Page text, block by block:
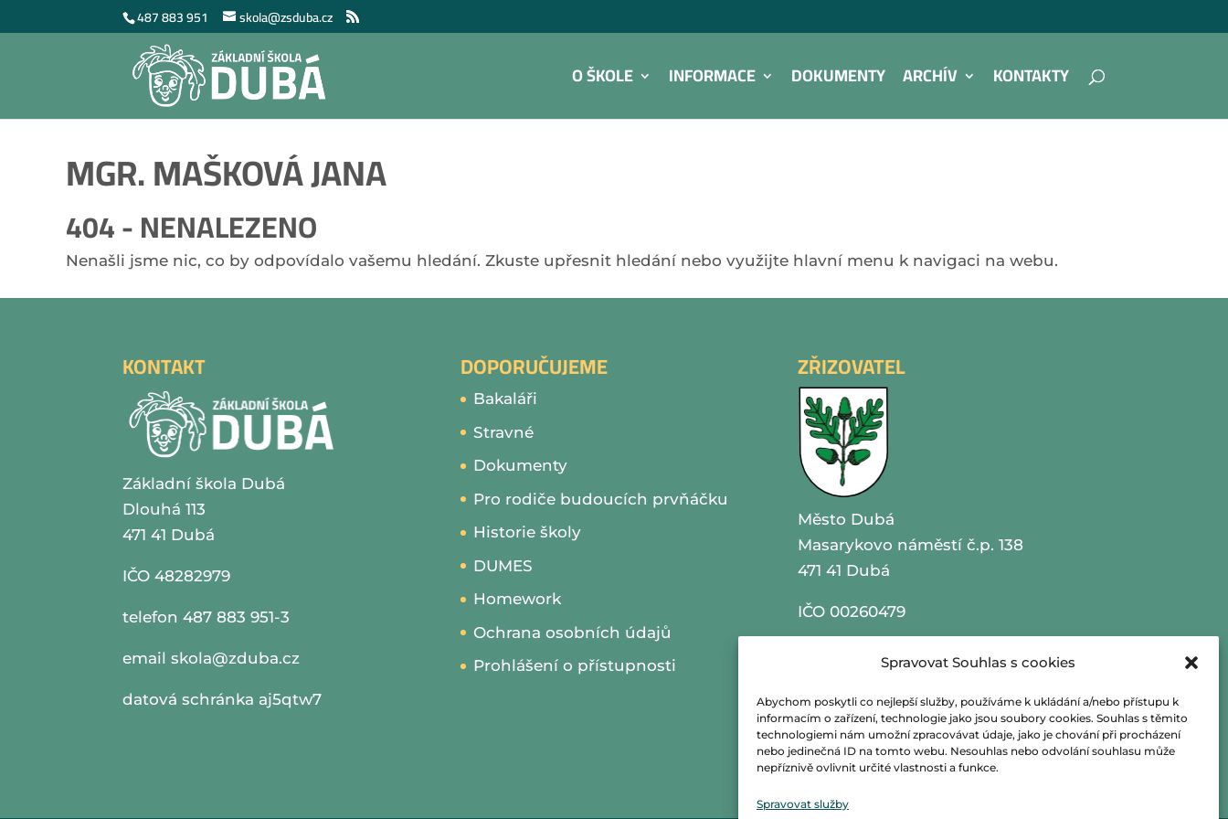
Spravovat Souhlas s cookies
Abychom poskytli co nejlepší služby, používáme k ukládání a/nebo přístupu k
informacím o zařízení, technologie jako jsou soubory cookies. Souhlas s těmito
technologiemi nám umožní zpracovávat údaje, jako je chování při procházení
nebo jedinečná ID na tomto webu. Nesouhlas nebo odvolání souhlasu může
nepříznivě ovlivnit určité vlastnosti a funkce.
Spravovat služby
487 883 951 skola@zsduba.cz
O ŠKOLE INFORMACE DOKUMENTY ARCHÍV KONTAKTY
MGR. MAŠKOVÁ JANA
404 - NENALEZENO
Nenašli jsme nic, co by odpovídalo vašemu hledání. Zkuste upřesnit hledání nebo využijte hlavní menu k navigaci na webu.
KONTAKT
Základní škola Dubá
Dlouhá 113
471 41 Dubá
IČO 48282979
telefon 487 883 951-3
emailskola@zduba.cz
datová schránka aj5qtw7
DOPORUČUJEME
Bakaláři
Stravné
Dokumenty
Pro rodiče budoucích prvňáčku
Historie školy
DUMES
Homework
Ochrana osobních údajů
Prohlášení o přístupnosti
ZŘIZOVATEL
Město Dubá
Masarykovo náměstí č.p. 138
471 41 Dubá
IČO 00260479
email podatelna@mestoduba.cz
webhttp://www.mestoduba.cz
datová schránka 75ybej8